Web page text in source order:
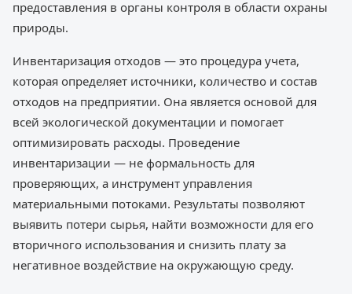
предоставления в органы контроля в области охраны
природы.
Инвентаризация отходов — это процедура учета,
которая определяет источники, количество и состав
отходов на предприятии. Она является основой для
всей экологической документации и помогает
оптимизировать расходы. Проведение
инвентаризации — не формальность для
проверяющих, а инструмент управления
материальными потоками. Результаты позволяют
выявить потери сырья, найти возможности для его
вторичного использования и снизить плату за
негативное воздействие на окружающую среду.